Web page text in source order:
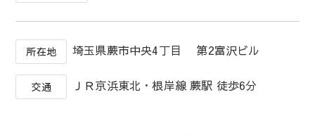
所在地 埼玉県蕨市中央4丁目 第2富沢ビル
交通 ＪＲ京浜東北・根岸線 蕨駅 徒歩6分